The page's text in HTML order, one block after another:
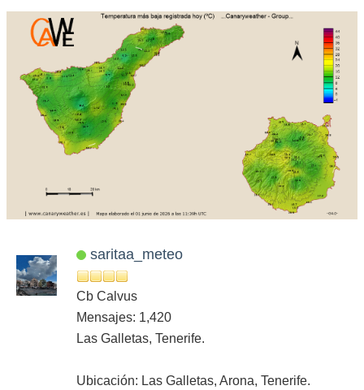
saritaa_meteo
Cb Calvus
Mensajes: 1,420
Las Galletas, Tenerife.
Ubicación: Las Galletas, Arona, Tenerife.